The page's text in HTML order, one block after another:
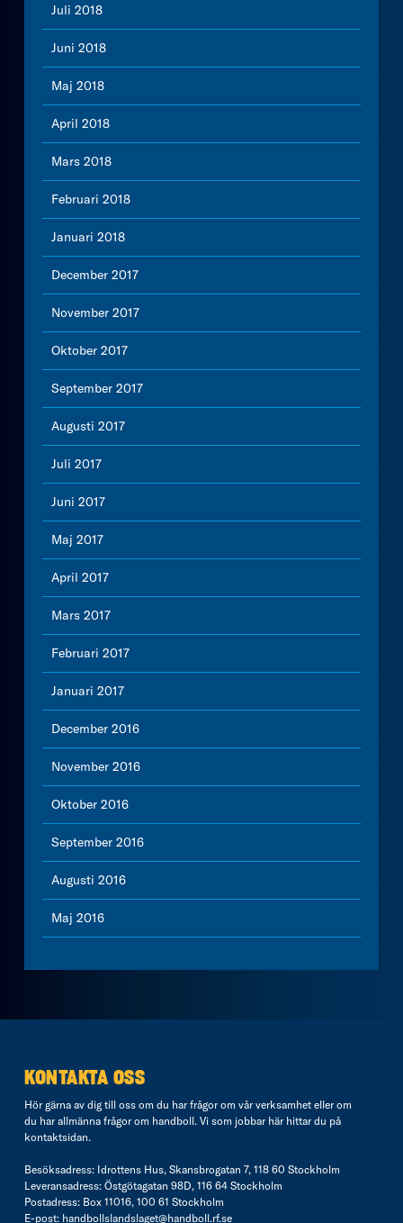
Juli 2018
Juni 2018
Maj 2018
April 2018
Mars 2018
Februari 2018
Januari 2018
December 2017
November 2017
Oktober 2017
September 2017
Augusti 2017
Juli 2017
Juni 2017
Maj 2017
April 2017
Mars 2017
Februari 2017
Januari 2017
December 2016
November 2016
Oktober 2016
September 2016
Augusti 2016
Maj 2016
KONTAKTA OSS
Hör gärna av dig till oss om du har frågor om vår verksamhet eller om
du har allmänna frågor om handboll. Vi som jobbar här hittar du på
kontaktsidan.
Besöksadress: Idrottens Hus, Skansbrogatan 7, 118 60 Stockholm
Leveransadress: Östgötagatan 98D, 116 64 Stockholm
Postadress: Box 11016, 100 61 Stockholm
E-post: handbollslandslaget@handboll.rf.se